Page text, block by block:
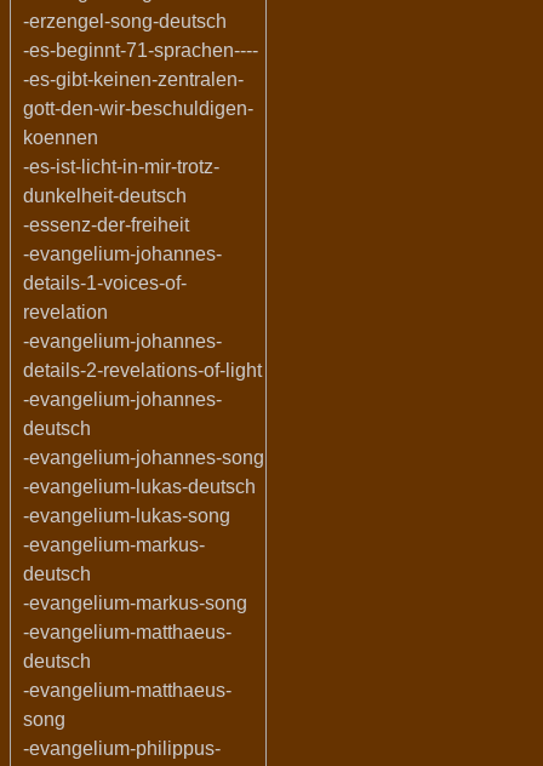
-erzengel-song-deutsch
-es-beginnt-71-sprachen----
-es-gibt-keinen-zentralen-
gott-den-wir-beschuldigen-
koennen
-es-ist-licht-in-mir-trotz-
dunkelheit-deutsch
-essenz-der-freiheit
-evangelium-johannes-
details-1-voices-of-
revelation
-evangelium-johannes-
details-2-revelations-of-light
-evangelium-johannes-
deutsch
-evangelium-johannes-song
-evangelium-lukas-deutsch
-evangelium-lukas-song
-evangelium-markus-
deutsch
-evangelium-markus-song
-evangelium-matthaeus-
deutsch
-evangelium-matthaeus-
song
-evangelium-philippus-